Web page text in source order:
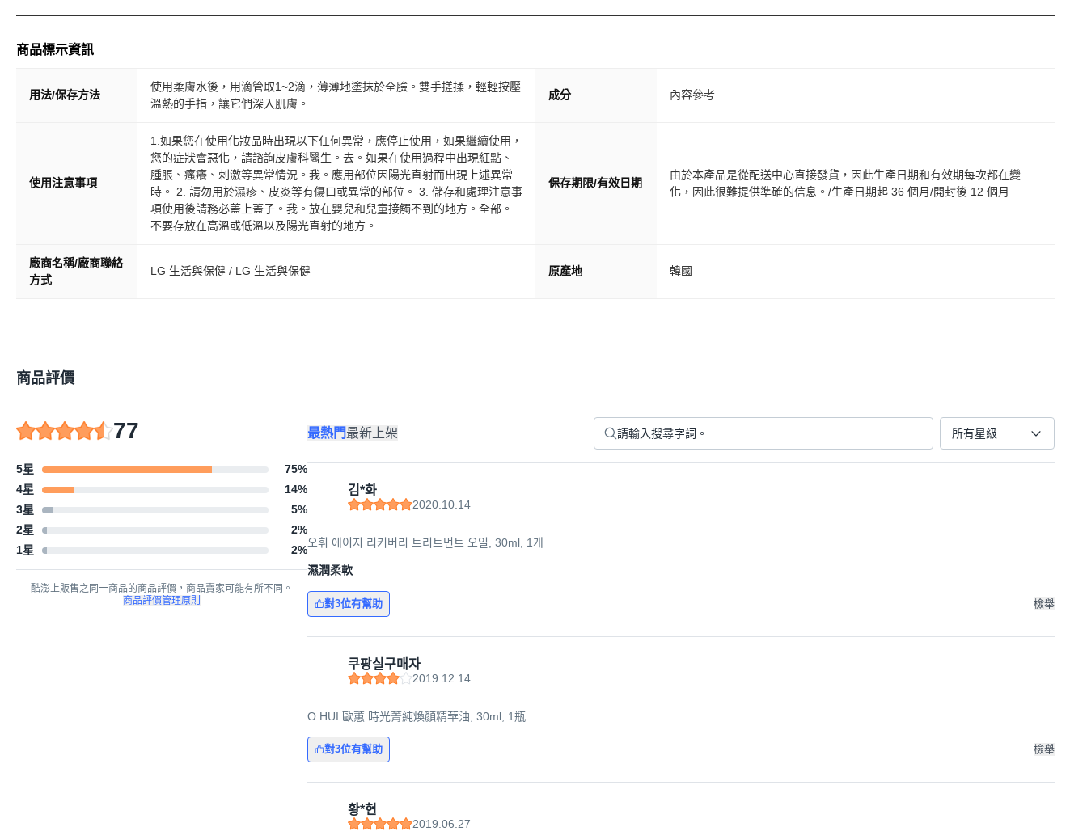
商品標示資訊
用法/保存方法
使用柔膚水後，用滴管取1~2滴，薄薄地塗抹於全臉。雙手搓揉，輕輕按壓
溫熱的手指，讓它們深入肌膚。
成分 內容參考
使用注意事項
1.如果您在使用化妝品時出現以下任何異常，應停止使用，如果繼續使用，
您的症狀會惡化，請諮詢皮膚科醫生。去。如果在使用過程中出現紅點、
腫脹、瘙癢、刺激等異常情況。我。應用部位因陽光直射而出現上述異常
時。 2. 請勿用於濕疹、皮炎等有傷口或異常的部位。 3. 儲存和處理注意事
項使用後請務必蓋上蓋子。我。放在嬰兒和兒童接觸不到的地方。全部。
不要存放在高溫或低溫以及陽光直射的地方。
保存期限/有效日期
由於本產品是從配送中心直接發貨，因此生產日期和有效期每次都在變
化，因此很難提供準確的信息。/生產日期起 36 個月/開封後 12 個月
廠商名稱/廠商聯絡
方式
LG 生活與保健 / LG 生活與保健 原產地 韓國
商品評價
77
5星 75%
4星
14%
3星
5%
2星
2%
1星
2%
酷澎上販售之同一商品的商品評價，商品賣家可能有所不同。
商品評價管理原則
最熱門最新上架 所有星級
김*화
2020.10.14
오휘 에이지 리커버리 트리트먼트 오일, 30ml, 1개
濕潤柔軟
對3位有幫助 檢舉
쿠팡실구매자
2019.12.14
O HUI 歐蕙 時光菁純煥顏精華油, 30ml, 1瓶
對3位有幫助 檢舉
황*현
2019.06.27